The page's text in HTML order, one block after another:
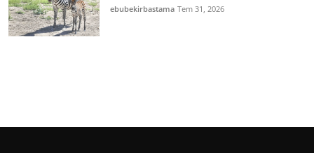
ebubekirbastama Tem 31, 2026